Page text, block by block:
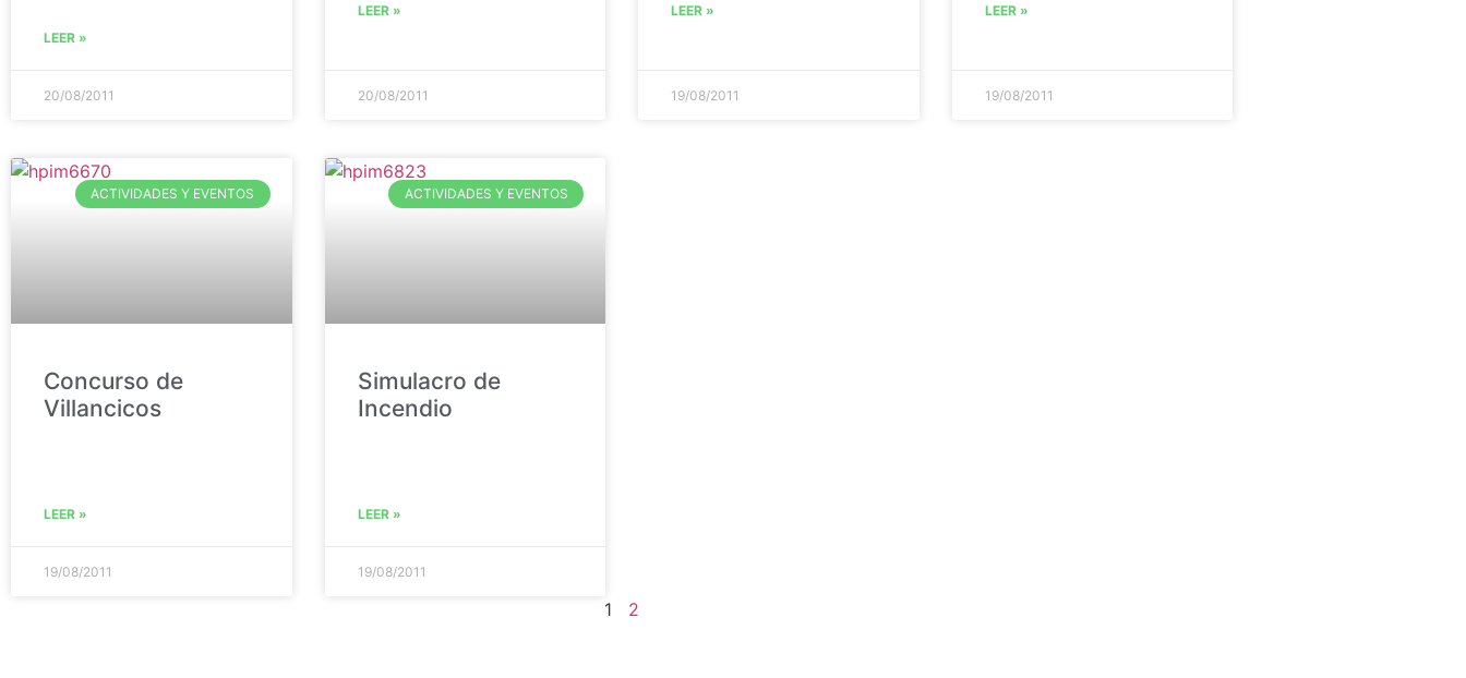
LEER »
20/08/2011
LEER »
20/08/2011
LEER »
19/08/2011
LEER »
19/08/2011
ACTIVIDADES Y EVENTOS
Concurso de
Villancicos
LEER »
19/08/2011
ACTIVIDADES Y EVENTOS
Simulacro de
Incendio
LEER »
19/08/2011
1 2